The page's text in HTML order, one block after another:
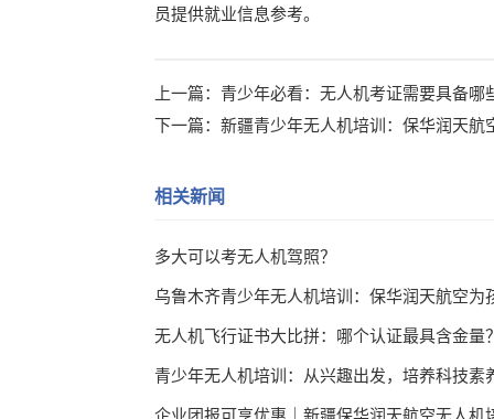
员提供就业信息参考。
上一篇： 青少年必看：无人机考证需要具备哪
下一篇： 新疆青少年无人机培训：保华润天航
相关新闻
多大可以考无人机驾照？
无人机飞行证书大比拼：哪个认证最具含金量
青少年无人机培训：从兴趣出发，培养科技素
企业团报可享优惠｜新疆保华润天航空无人机